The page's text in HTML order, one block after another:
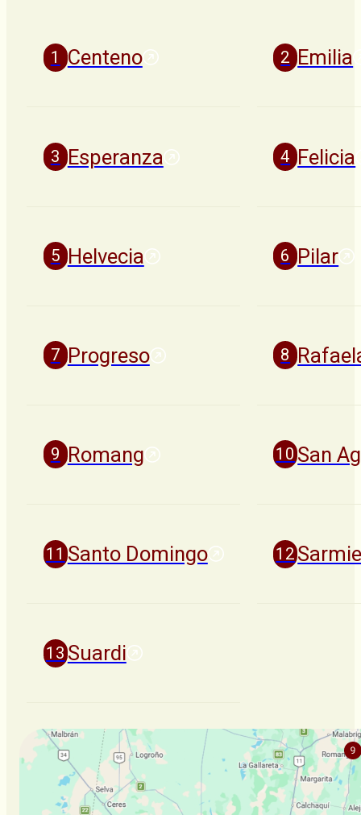
Centeno Emilia
Esperanza Felicia
Helvecia Pilar
Progreso
Romang San
Santo Domingo
Suardi